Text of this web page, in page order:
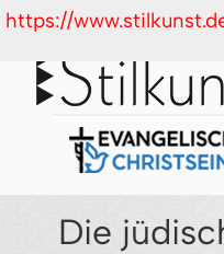
Die
https://